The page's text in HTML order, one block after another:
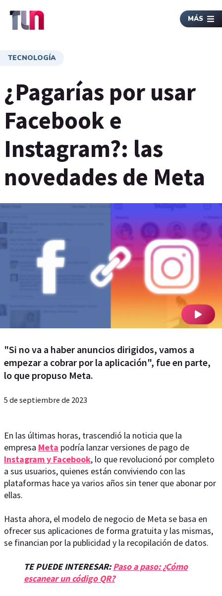
MÁS
TECNOLOGÍA
¿Pagarías por usar
Facebook e
Instagram?: las
novedades de Meta
"Si no va a haber anuncios dirigidos, vamos a
empezar a cobrar por la aplicación", fue en parte,
lo que propuso Meta.
5 de septiembre de 2023
En las últimas horas, trascendió la noticia que la
empresa Meta podría lanzar versiones de pago de
Instagram y Facebook, lo que revolucionó por completo
a sus usuarios, quienes están conviviendo con las
plataformas hace ya varios años sin tener que abonar por
ellas.
Hasta ahora, el modelo de negocio de Meta se basa en
ofrecer sus aplicaciones de forma gratuita y las mismas,
se financian por la publicidad y la recopilación de datos.
TE PUEDE INTERESAR:Paso a paso: ¿Cómo
escanear un código QR?